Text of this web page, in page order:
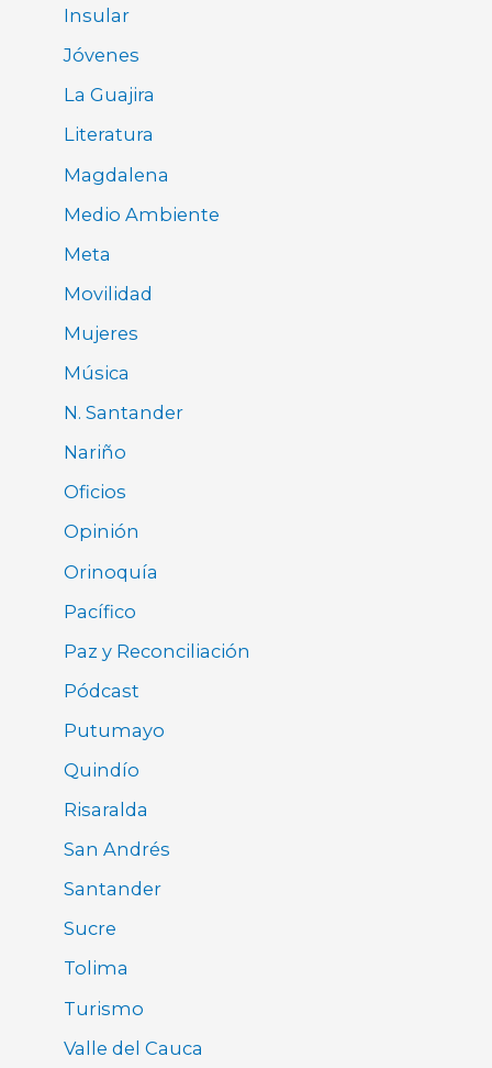
Insular
Jóvenes
La Guajira
Literatura
Magdalena
Medio Ambiente
Meta
Movilidad
Mujeres
Música
N. Santander
Nariño
Oficios
Opinión
Orinoquía
Pacífico
Paz y Reconciliación
Pódcast
Putumayo
Quindío
Risaralda
San Andrés
Santander
Sucre
Tolima
Turismo
Valle del Cauca